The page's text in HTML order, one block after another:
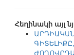
Հեղինակի այլ